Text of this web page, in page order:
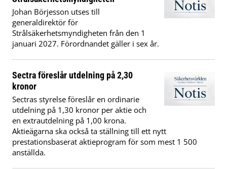
Johan Börjesson utses till
generaldirektör för
Strålsäkerhetsmyndigheten från den 1
januari 2027. Förordnandet gäller i sex år.
Sectra föreslår utdelning på 2,30
kronor
Sectras styrelse föreslår en ordinarie
utdelning på 1,30 kronor per aktie och
en extrautdelning på 1,00 krona.
Aktieägarna ska också ta ställning till ett nytt
prestationsbaserat aktieprogram för som mest 1 500
anställda.